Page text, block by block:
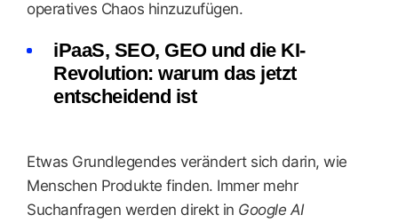
operatives Chaos hinzuzufügen.
iPaaS, SEO, GEO und die KI-
Revolution: warum das jetzt
entscheidend ist
Etwas Grundlegendes verändert sich darin, wie
Menschen Produkte finden. Immer mehr
Suchanfragen werden direkt in Google AI